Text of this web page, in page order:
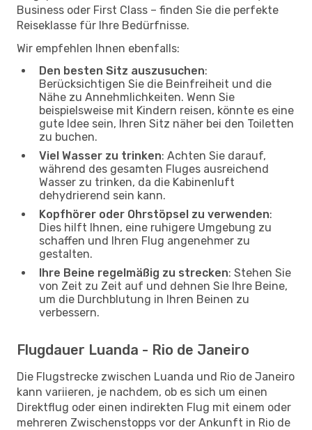
Business oder First Class – finden Sie die perfekte
Reiseklasse für Ihre Bedürfnisse.
Wir empfehlen Ihnen ebenfalls:
Den besten Sitz auszusuchen:
Berücksichtigen Sie die Beinfreiheit und die
Nähe zu Annehmlichkeiten. Wenn Sie
beispielsweise mit Kindern reisen, könnte es eine
gute Idee sein, Ihren Sitz näher bei den Toiletten
zu buchen.
Viel Wasser zu trinken: Achten Sie darauf,
während des gesamten Fluges ausreichend
Wasser zu trinken, da die Kabinenluft
dehydrierend sein kann.
Kopfhörer oder Ohrstöpsel zu verwenden:
Dies hilft Ihnen, eine ruhigere Umgebung zu
schaffen und Ihren Flug angenehmer zu
gestalten.
Ihre Beine regelmäßig zu strecken: Stehen Sie
von Zeit zu Zeit auf und dehnen Sie Ihre Beine,
um die Durchblutung in Ihren Beinen zu
verbessern.
Flugdauer Luanda - Rio de Janeiro
Die Flugstrecke zwischen Luanda und Rio de Janeiro
kann variieren, je nachdem, ob es sich um einen
Direktflug oder einen indirekten Flug mit einem oder
mehreren Zwischenstopps vor der Ankunft in Rio de